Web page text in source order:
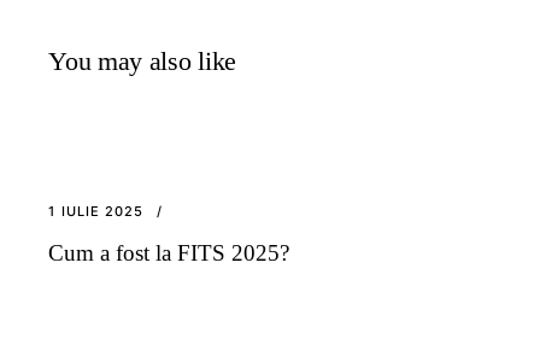
You may also like
1 IULIE 2025
Cum a fost la FITS 2025?